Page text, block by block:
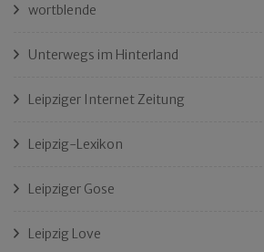
wortblende
Unterwegs im Hinterland
Leipziger Internet Zeitung
Leipzig-Lexikon
Leipziger Gose
Leipzig Love